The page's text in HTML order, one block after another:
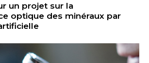
un projet sur la
optique des minéraux par